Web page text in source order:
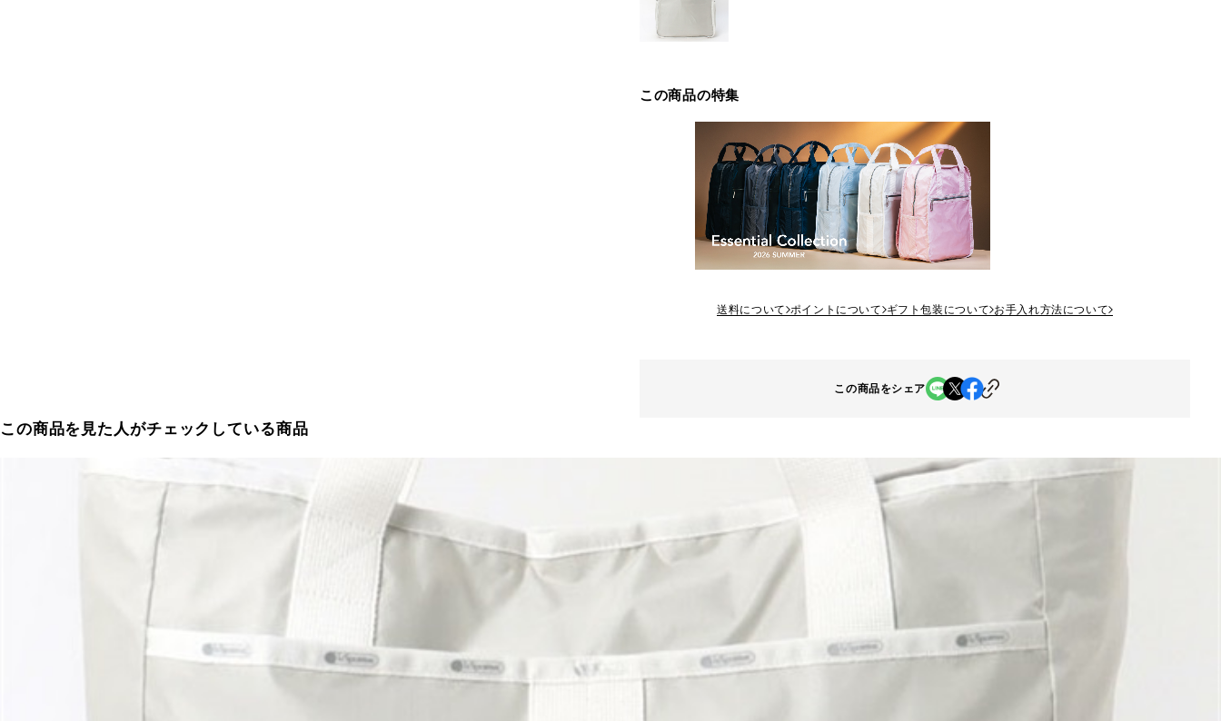
この商品の特集
送料について ポイントについて ギフト包装について お手入れ方法について
この商品をシェア
この商品を見た人がチェックしている商品